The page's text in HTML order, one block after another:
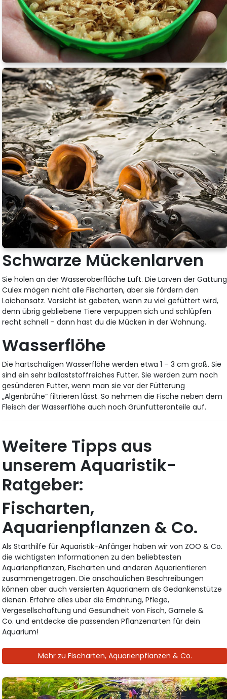
Schwarze Mückenlarven
Sie holen an der Wasseroberfläche Luft. Die Larven der Gattung
Culex mögen nicht alle Fischarten, aber sie fördern den
Laichansatz. Vorsicht ist gebeten, wenn zu viel gefüttert wird,
denn übrig gebliebene Tiere verpuppen sich und schlüpfen
recht schnell – dann hast du die Mücken in der Wohnung.
Wasserflöhe
Die hartschaligen Wasserflöhe werden etwa 1 – 3 cm groß. Sie
sind ein sehr ballaststoffreiches Futter. Sie werden zum noch
gesünderen Futter, wenn man sie vor der Fütterung
„Algenbrühe“ filtrieren lässt. So nehmen die Fische neben dem
Fleisch der Wasserflöhe auch noch Grünfutteranteile auf.
Weitere Tipps aus
unserem Aquaristik-
Ratgeber:
Fischarten,
Aquarienpflanzen & Co.
Als Starthilfe für Aquaristik-Anfänger haben wir von ZOO & Co.
die wichtigsten Informationen zu den beliebtesten
Aquarienpflanzen, Fischarten und anderen Aquarientieren
zusammengetragen. Die anschaulichen Beschreibungen
können aber auch versierten Aquarianern als Gedankenstütze
dienen. Erfahre alles über die Ernährung, Pflege,
Vergesellschaftung und Gesundheit von Fisch, Garnele &
Co. und entdecke die passenden Pflanzenarten für dein
Aquarium!
Mehr zu Fischarten, Aquarienpflanzen & Co.